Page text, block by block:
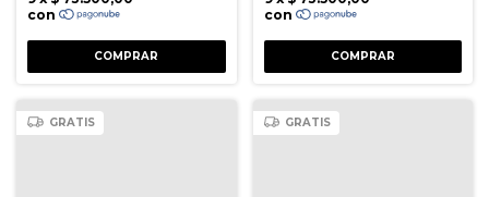
GRATIS GRATIS